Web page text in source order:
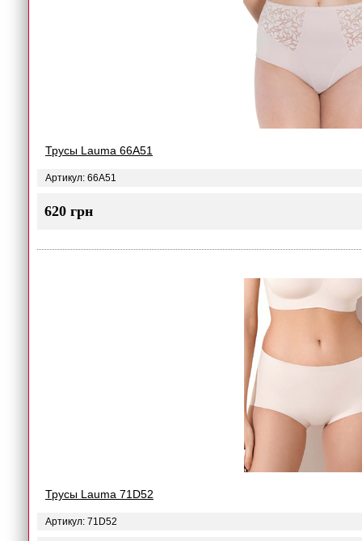
Трусы Lauma 66A51
Артикул: 66A51
620 грн
Трусы Lauma 71D52
Артикул: 71D52